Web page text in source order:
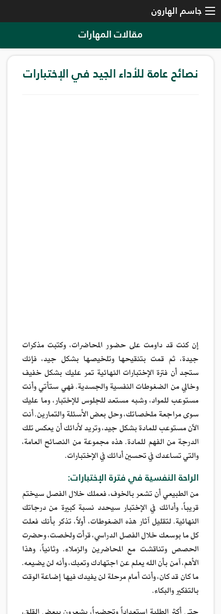
جاسم الهارون
مقالات المهارات
نصائح عامة للأداء الجيد في الإختبارات
إن كنت قد داومت على حضور المحاضرات، وكتبت مذكرات
جيدة، ثم قمت بتنقيحها وتلخيصها بشكل جيد، فإنك
ستجد أن فترة الإختبارات النهائية تمر عليك بشكل خفيف
وخالي من الضغوطات النفسية والجسدية. فهي ستأتي وأنت
مستوعب للمواد، وشبه مستعد للجلوس للإختبار، وما عليك
سوى مراجعة ملخصاتك، وحل بعض الأسئلة والتمارين. أنت
الآن مستوعب للمادة بشكل جيد، وتريد لأدائك أن يعكس تلك
الدرجة من الفهم للمادة. هذه مجموعة من النصائح العامة،
والتي تساعدك في تحسين أدائك في الإختبارات.
الراحة النفسية في فترة الإختبارات:
من الطبيعي أن تشعر بالخوف، فعملك خلال الفصل سيختم
قريباً، وأدائك في الإختبار سيحدد نسبة كبيرة من درجاتك
النهائية. لتقليل آثار هذه الضغوطات، أولاً، تذكر بأنك فعلت
كل ما بوسعك خلال الفصل الدراسي، قرأت ولخصت، وحضرت
الحصص وتناقشت مع المحاضرين والزملاء. وثانياً، وهذا
الأهم، آمن بأن الله يعلم عن اجتهادك وتعبك، وأنه لن يضيعه.
ما كان قد كان، وأنت أمام مرحلة لن يفيدك فيها إضاعة الوقت
بالتفكير والبكاء.